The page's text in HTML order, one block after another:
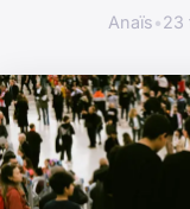
Anaïs•23